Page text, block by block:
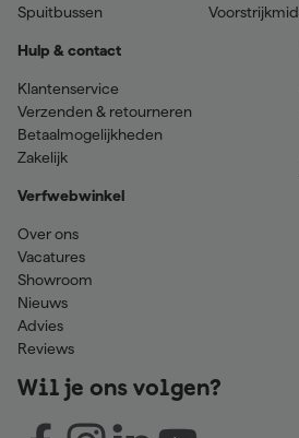
Spuitbussen
Hulp & contact
Klantenservice
Verzenden & retourneren
Betaalmogelijkheden
Zakelijk
Verfwebwinkel
Over ons
Vacatures
Showroom
Nieuws
Advies
Reviews
Wil je ons volgen?